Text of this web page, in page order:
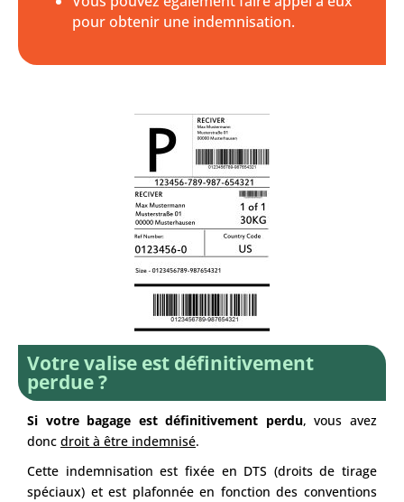
pour obtenir une indemnisation.
Votre valise est définitivement
perdue ?
Si votre bagage est définitivement perdu, vous avez
donc droit à être indemnisé.
Cette indemnisation est fixée en DTS (droits de tirage
spéciaux) et est plafonnée en fonction des conventions